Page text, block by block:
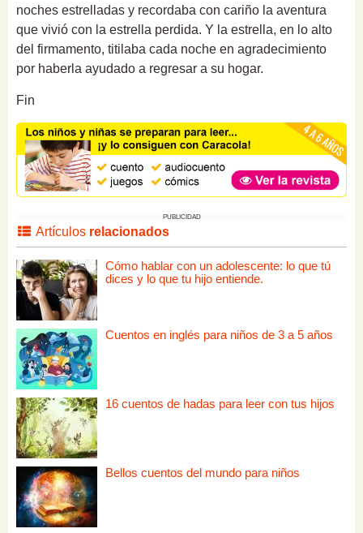
noches estrelladas y recordaba con cariño la aventura
que vivió con la estrella perdida. Y la estrella, en lo alto
del firmamento, titilaba cada noche en agradecimiento
por haberla ayudado a regresar a su hogar.
Fin
PUBLICIDAD
Artículos relacionados
Cómo hablar con un adolescente: lo que tú
dices y lo que tu hijo entiende.
Cuentos en inglés para niños de 3 a 5 años
16 cuentos de hadas para leer con tus hijos
Bellos cuentos del mundo para niños